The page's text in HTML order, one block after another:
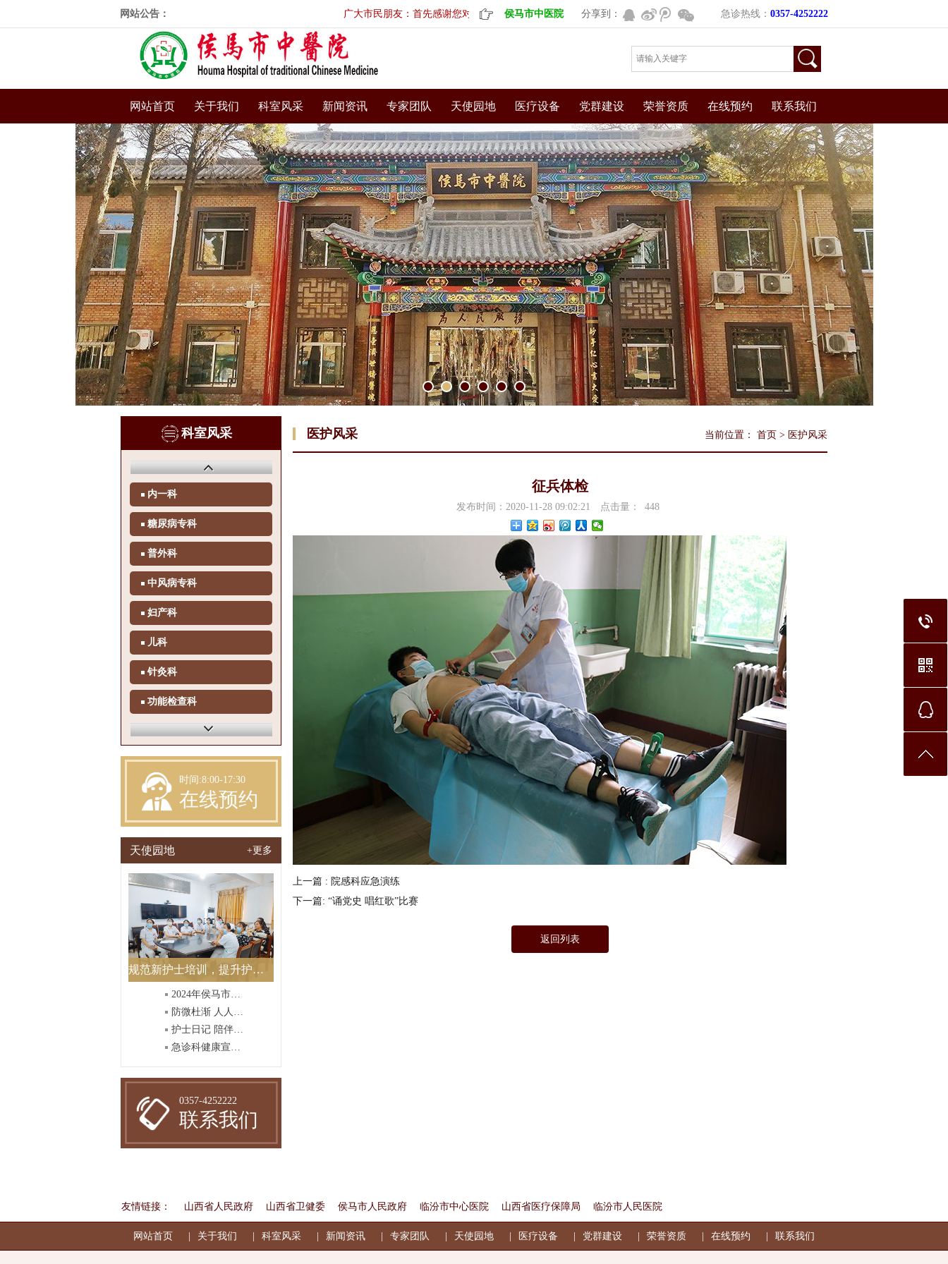
网站公告： 广大市民朋友：首先感谢您对我院的信任，选择到我院就诊。医院为人员密集场所，人员流动量大，极易造成病毒扩散或传播，为进一步
急诊热线： 0357-4252222
侯马市中医院 分享到：
网站首页 关于我们 科室风采 新闻资讯 专家团队 天使园地 医疗设备 党群建设 荣誉资质 在线预约 联系我们
科室风采
内一科
糖尿病专科
普外科
中风病专科
妇产科
儿科
针灸科
功能检查科
体检科
检验科
时间:8:00-17:30
在线预约
天使园地 +更多
规范新护士培训，提升护理质量
2024年侯马市中医院护士节庆祝活动-----主题“我们的护
防微杜渐 人人树立安全意识
护士日记 陪伴护士成长
急诊科健康宣教视频——冬病夏治三伏贴
0357-4252222
联系我们
医护风采 当前位置： 首页 > 医护风采
征兵体检
发布时间：2020-11-28 09:02:21 点击量： 448
上一篇 : 院感科应急演练
下一篇: “诵党史 唱红歌”比赛
返回列表
友情链接： 山西省人民政府 山西省卫健委 侯马市人民政府 临汾市中心医院 山西省医疗保障局 临汾市人民医院
网站首页 关于我们 科室风采 新闻资讯 专家团队 天使园地 医疗设备 党群建设 荣誉资质 在线预约 联系我们